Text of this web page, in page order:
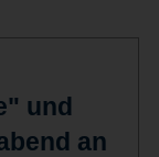
und
an